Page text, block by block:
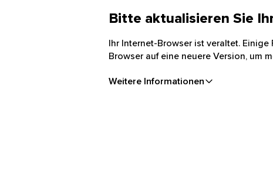
Bitte aktualisieren Sie
Ihr Internet-Browser ist veraltet.
Browser auf eine neuere Version, um
Weitere Informationen